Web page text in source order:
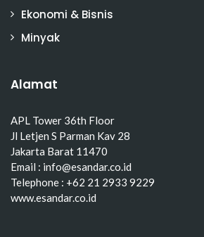
Ekonomi & Bisnis
Minyak
Alamat
APL Tower 36th Floor
Jl Letjen S Parman Kav 28
Jakarta Barat 11470
Email : info@esandar.co.id
Telephone : +62 21 2933 9229
www.esandar.co.id